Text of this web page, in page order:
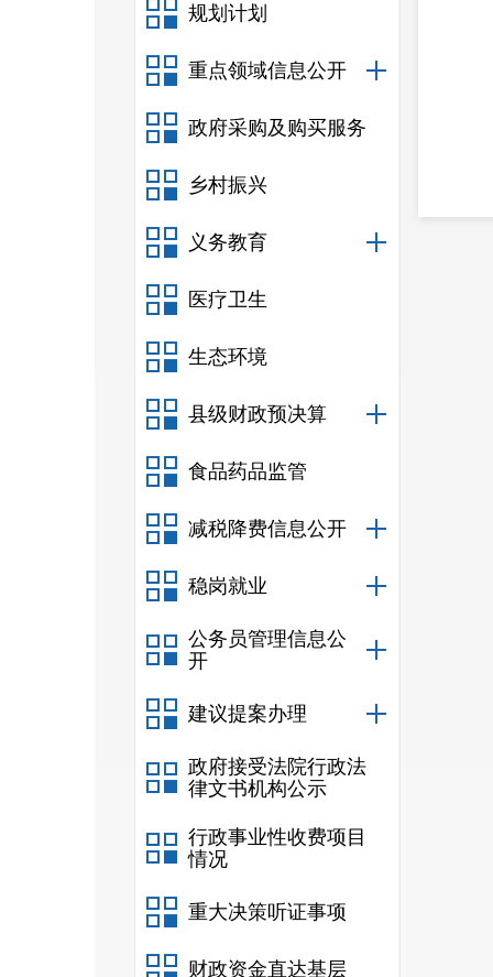
规划计划
重点领域信息公开
政府采购及购买服务
乡村振兴
义务教育
医疗卫生
生态环境
县级财政预决算
食品药品监管
减税降费信息公开
稳岗就业
公务员管理信息公
开
建议提案办理
政府接受法院行政法
律文书机构公示
行政事业性收费项目
情况
重大决策听证事项
财政资金直达基层